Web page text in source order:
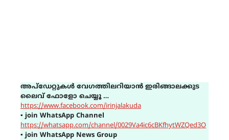
അപ്ഡേറ്റുകൾ വേഗത്തിലറിയാൻ ഇരിങ്ങാലക്കുട
ലൈവ് ഫോളോ ചെയ്യൂ …
https://www.facebook.com/irinjalakuda
▪ join WhatsApp Channel
https://whatsapp.com/channel/0029Va4ic6cBKfhytWZQed3O
▪ join WhatsApp News Group